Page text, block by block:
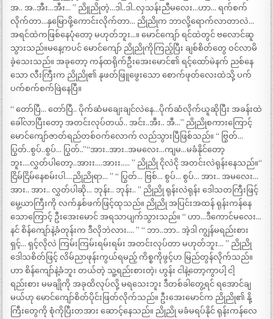
အ.. အ..အီး…အီး… ” ညိူညိုတဲ့…ဒါ..ဒါ..လှသန်းညီမလေး…ဟာ… ရက်စက်
လိုက်တာ…နှမြောဖို့ကောင်းလိုက်တာ… ညိုညိုက ဘာလို့ရောက်လာတာလဲ…
အရင်ထဲကဖြစ်နေပုံတော့ မဟုတ်ဘူး…။ မောင်ကျော် ရင်ထဲတွင် ဗလောင်ဆူ
သွားသည်။မနေ့ကပင် မောင်ကျော် ညိုညိုကိုကြည့်ပြီး ချစ်စိတ်တွေ ဝင်လာမိ
ခဲ့သေးသည်။ အခုတော့ ကန်ထရိုက်ဦးအေးမောင်၏ ရင့်ထော်မဲနက် ညစ်နေ
သော လီးကြီးက ညိုညို၏ နုဖတ်ဖြူဖွေးသော စောက်ဖုတ်လေးထဲသို့ ပက်
ပက်စက်စက်ဖြဲနေပြီ။
“ တော်ပြီ… တော်ပြီ.. ပိုက်ဆံမချေးချင်လဲနေ…ပိုက်ဆံလိုက်ယူဆိုပြီး အခန်းထဲ
ခေါ်လာပြီးတော့ အတင်းလုပ်တယ်.. အင်း..အီး.. အီ…” ညိုညိုစကားကြောင့်
မောင်ကျော်ဇာတ်ရည်တစ်ဝက်လောက် လည်သွားပြီဖြစ်သည်။ “ ဗြွတ်…
ပြွတ်..စွပ်..စွပ်… ပြွတ်..”“အား..အား..အမလေး…ကျမ…မခံနိုင်တော့
ဘူး….လွှတ်ပါတော့..အားး….အားး….. ” ညိုညို ငိုလဲငို အတင်းလဲရုန်းနေသည်။“
ငြိမ်ငြိမ်နေစမ်းပါ….ညိုညိုရာ… ” “ ပြွတ်… ဗြစ်… စွပ်… စွပ်… အား.. အမလေး…
အား.. အား.. လွှတ်ပါဆို… ဘုန်း.. ဘုန်း.. ” ညိုညို ရုန်းလဲရုန်း ဒေါသတကြီးဖြင့်
မွေ့ယာကြီးကို လက်နှစ်ဖက်ဖြင့်ထုသည်။ ညိုညို အပြင်းအထန် ရုန်းကန်နေ
သောကြောင့် ဦးအေးမောင် အရသာပျက်သွားသည်။ “ ဟာ…ဒီကောင်မလေး…
နင် စိန်ကျော်နဲ့ခံတုန်းက ဒီလိုဘဲလား…. ” “ ဘာ..ဘာ.. အဲ့ဒါ ကျွန်မရည်းစား
ရှင့်… ရှင့်လိုလဲ ကြမ်းကြမ်းရမ်းရမ်း အတင်းလုပ်တာ မဟုတ်ဘူး… ” ညိုညို
ဒေါသစိတ်ဖြင့် လိမ်ညာဖုန်းကွယ်ရမည့် ကိစ္စကိုဖွင့်ဟ မြည်တွန်လိုက်သည်။
ဟာ စိန်ကျော်နဲ့ခံဘူး တယ်တဲ့ သူ့ရည်းစားတဲ့၊ ဟွန်း ငါနဲ့တော့ကွာပါ့ ငါ့
ရည်းစား မမချိုကို အခုထိလုပ်လို့ မရသေးဘူး ဒီတစ်ခါတွေ့ရင် ရအောင်ချ
မယ်ဟု မောင်ကျော်စိတ်ပိုင်းဖြတ်လိုက်သည်။ ဦးအေးမောင်က ညိုညို၏ နို့
ကြီးတွေကို စုံကိုပြီးတအား ဆောင့်နေသည်။ ညိုညို မခံမရပ်နိုင် ရုန်းကန်လေ